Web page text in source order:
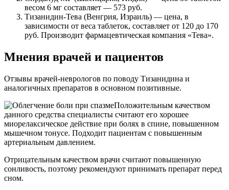
весом 6 мг составляет — 573 руб.
Тизанидин-Тева (Венгрия, Израиль) — цена, в
зависимости от веса таблеток, составляет от 120 до 170
руб. Производит фармацевтическая компания «Тева».
Мнения врачей и пациентов
Отзывы врачей-неврологов по поводу Тизанидина и
аналогичных препаратов в основном позитивные.
Положительным качеством
данного средства специалисты считают его хорошее
миорелаксическое действие при болях в спине, повышенном
мышечном тонусе. Подходит пациентам с повышенным
артериальным давлением.
Отрицательным качеством врачи считают повышенную
сонливость, поэтому рекомендуют принимать препарат перед
сном.